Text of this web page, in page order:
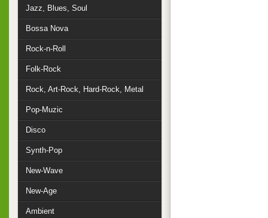
Jazz, Blues, Soul
Bossa Nova
Rock-n-Roll
Folk-Rock
Rock, Art-Rock, Hard-Rock, Metal
Pop-Muzic
Disco
Synth-Pop
New-Wave
New-Age
Ambient